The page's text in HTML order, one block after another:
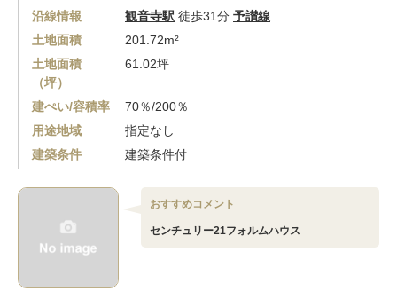
沿線情報
観音寺駅 徒歩31分 予讃線
土地面積
201.72m²
土地面積
（坪）
61.02坪
建ぺい/容積率
70％/200％
用途地域
指定なし
建築条件
建築条件付
おすすめコメント
センチュリー21フォルムハウス